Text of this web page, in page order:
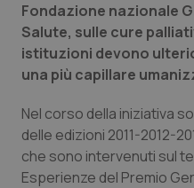
Friuli Venezia Giulia
Lazio
Liguria
Lombardia
Dermatite Atopica
Diabete &
Disturbi dell’umore
Dolore
Fondazione nazionale
Salute, sulle cure
istituzioni devono
una più capillare
Nel corso della iniziativa
delle edizioni 2011-2012-
che sono intervenuti sul
Esperienze del Premio